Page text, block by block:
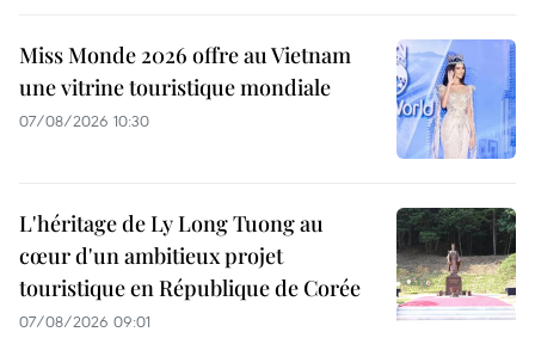
Miss Monde 2026 offre au Vietnam
une vitrine touristique mondiale
07/08/2026 10:30
L'héritage de Ly Long Tuong au
cœur d'un ambitieux projet
touristique en République de Corée
07/08/2026 09:01